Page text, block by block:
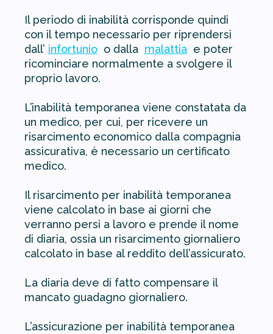
Il periodo di inabilità corrisponde quindi
con il tempo necessario per riprendersi
dall’ infortunio o dalla malattia e poter
ricominciare normalmente a svolgere il
proprio lavoro.
L’inabilità temporanea viene constatata da
un medico, per cui, per ricevere un
risarcimento economico dalla compagnia
assicurativa, è necessario un certificato
medico.
Il risarcimento per inabilità temporanea
viene calcolato in base ai giorni che
verranno persi a lavoro e prende il nome
di diaria, ossia un risarcimento giornaliero
calcolato in base al reddito dell’assicurato.
La diaria deve di fatto compensare il
mancato guadagno giornaliero.
L’assicurazione per inabilità temporanea